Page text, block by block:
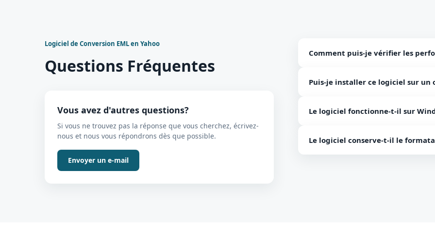
Logiciel de Conversion EML en Yahoo
Questions Fréquentes
Vous avez d'autres questions?
Si vous ne trouvez pas la réponse que vous cherchez, écrivez-
nous et nous vous répondrons dès que possible.
Envoyer un e-mail
Comment puis-je vérifier les
logiciel.
Puis-je installer ce logiciel sur un
pouvez donc pas l’exécuter sur un
Le logiciel fonctionne-t-il sur
exécuté sur Windows 10.
Le logiciel conserve-t-il le